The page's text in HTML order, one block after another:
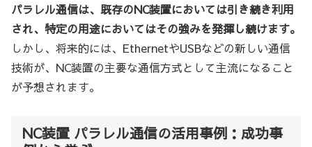
パラレル通信は、既存のNC装置においては引き続き利用
され、特定の用途においてはその強みを発揮し続けます。
しかし、将来的には、EthernetやUSBなどの新しい通信
技術が、NC装置の主要な通信方式として主流になること
が予想されます。
NC装置 パラレル通信の活用事例：成功事